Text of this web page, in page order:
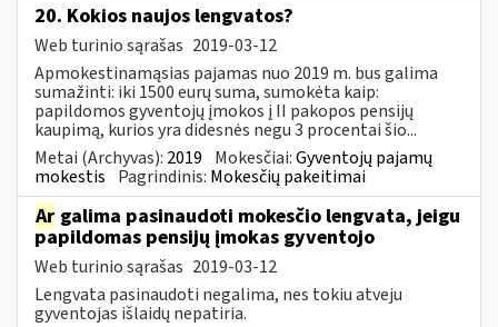
20. Kokios naujos lengvatos?
Web turinio sąrašas 2019-03-12
Apmokestinamąsias pajamas nuo 2019 m. bus galima
sumažinti: iki 1500 eurų suma, sumokėta kaip:
papildomos gyventojų įmokos į II pakopos pensijų
kaupimą, kurios yra didesnės negu 3 procentai šio...
Metai (Archyvas): 2019 Mokesčiai:Gyventojų pajamų
mokestis Pagrindinis: Mokesčių pakeitimai
Ar galima pasinaudoti mokesčio lengvata, jeigu
papildomas pensijų įmokas gyventojo
Web turinio sąrašas 2019-03-12
Lengvata pasinaudoti negalima, nes tokiu atveju
gyventojas išlaidų nepatiria.